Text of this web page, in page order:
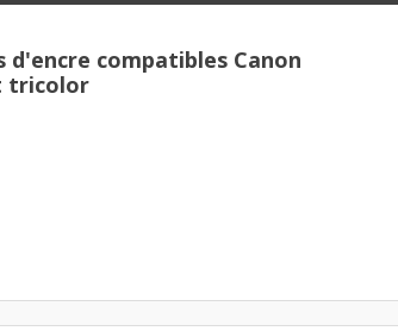
d'encre compatibles Canon
tricolor